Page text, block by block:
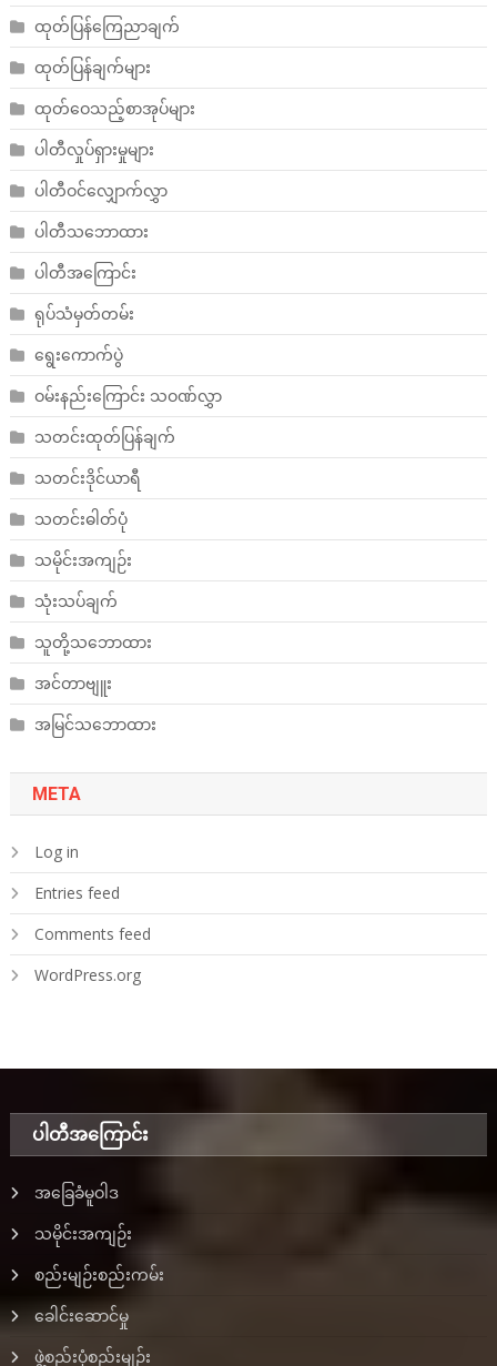
ထုတ်ပြန်ကြေညာချက်
ထုတ်ပြန်ချက်များ
ထုတ်ဝေသည့်စာအုပ်များ
ပါတီလှုပ်ရှားမှုများ
ပါတီဝင်လျှောက်လွှာ
ပါတီသဘောထား
ပါတီအကြောင်း
ရုပ်သံမှတ်တမ်း
ရွေးကောက်ပွဲ
ဝမ်းနည်းကြောင်း သဝဏ်လွှာ
သတင်းထုတ်ပြန်ချက်
သတင်းဒိုင်ယာရီ
သတင်းဓါတ်ပုံ
သမိုင်းအကျဉ်း
သုံးသပ်ချက်
သူတို့သဘောထား
အင်တာဗျူး
အမြင်သဘောထား
META
Log in
Entries feed
Comments feed
WordPress.org
ပါတီအ‌ကြောင်း
အခြေခံမူဝါဒ
သမိုင်းအကျဉ်း
စည်းမျဉ်းစည်းကမ်း
ခေါင်းဆောင်မှု
ဖွဲ့စည်းပုံစည်းမျဉ်း